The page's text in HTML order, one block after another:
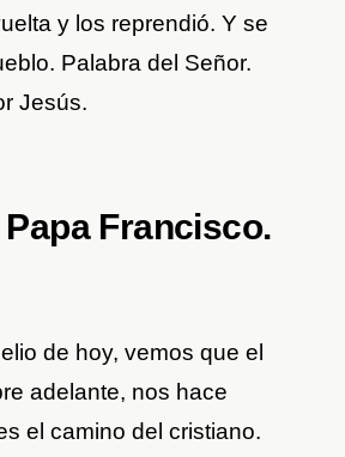
y los reprendió. Y se
Palabra del Señor.
Jesús.
Francisco.
de hoy, vemos que el
adelante, nos hace
el camino del cristiano.